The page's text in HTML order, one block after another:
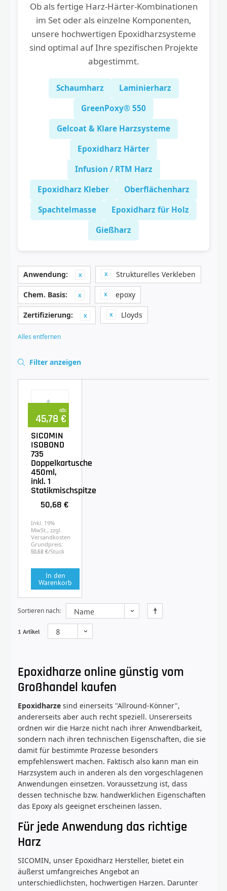
Ob als fertige Harz-Härter-Kombinationen
im Set oder als einzelne Komponenten,
unsere hochwertigen Epoxidharzsysteme
sind optimal auf Ihre spezifischen Projekte
abgestimmt.
Schaumharz
Laminierharz
GreenPoxy® 550
Gelcoat & Klare Harzsysteme
Epoxidharz Härter
Infusion / RTM Harz
Epoxidharz Kleber
Oberflächenharz
Spachtelmasse
Epoxidharz für Holz
Gießharz
Anwendung: Strukturelles Verkleben
Chem. Basis: epoxy
Zertifizierung: Lloyds
Alles entfernen
Filter anzeigen
ab:
45,78 €
SICOMIN
ISOBOND
735
Doppelkartusche
450ml,
inkl. 1
Statikmischspitze
50,68 €
Inkl. 19%
MwSt., zzgl.
Versandkosten
Grundpreis:
50,68 €/Stück
In den
Warenkorb
Sortieren nach
1 Artikel
Epoxidharze online günstig vom
Großhandel kaufen
Epoxidharze sind einerseits "Allround-Könner",
andererseits aber auch recht speziell. Unsererseits
ordnen wir die Harze nicht nach ihrer Anwendbarkeit,
sondern nach ihren technischen Eigenschaften, die sie
damit für bestimmte Prozesse besonders
empfehlenswert machen. Faktisch also kann man ein
Harzsystem auch in anderen als den vorgeschlagenen
Anwendungen einsetzen. Voraussetzung ist, dass
dessen technische bzw. handwerklichen Eigenschaften
das Epoxy als geeignet erscheinen lassen.
Für jede Anwendung das richtige
Harz
SICOMIN, unser Epoxidharz Hersteller, bietet ein
äußerst umfangreiches Angebot an
unterschiedlichsten, hochwertigen Harzen. Darunter